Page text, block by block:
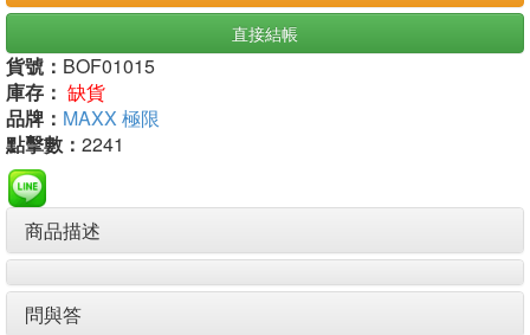
直接結帳
貨號： BOF01015
庫存： 缺貨
品牌： MAXX 極限
點擊數： 2241
商品描述
問與答